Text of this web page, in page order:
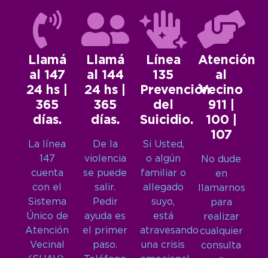
Llamá
al 147
24 hs |
365
días.
La línea
147
cuenta
con el
Sistema
Único de
Atención
Vecinal
Llamá
al 144
24 hs |
365
días.
De la
violencia
se puede
salir.
Pedir
ayuda es
el primer
paso.
Línea
135
Prevención
del
Suicidio.
Si Usted,
o algún
familiar o
allegado
suyo,
está
atravesando
una crisis
Atención
al
Vecino
911 |
100 |
107
No dude
en
llamarnos
para
realizar
cualquier
consulta